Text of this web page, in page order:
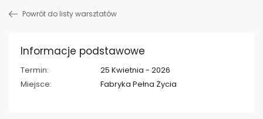
Powrót do listy warsztatów
Informacje podstawowe
Termin:
25 Kwietnia - 2026
Miejsce:
Fabryka Pełna Życia